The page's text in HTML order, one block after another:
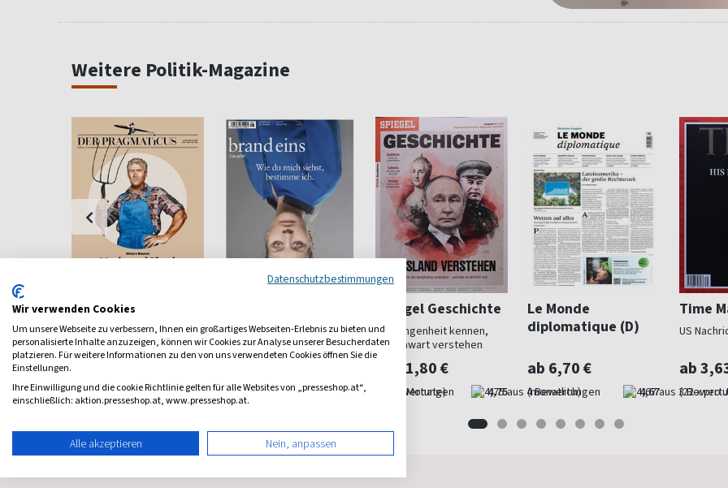
Weitere Politik-Magazine
So
4,00
Der Pragmaticus
Auf den Punkt gebracht
(10 x pro Jahr) 5,00
Wirtschaft Menschlich
(10 x pro Jahr) 4,88
Spiegel Geschichte
Vergangenheit kennen,
Gegenwart verstehen
ab 11,80 €
(alle 2 Monate) 4,75
Le Monde
diplomatique (D)
ab 6,70 €
(monatlich) 4,67
Time
US
ab
(22 x pro
Datenschutzbestimmungen
Wir verwenden Cookies
Um unsere Webseite zu verbessern, Ihnen ein großartiges Webseiten-Erlebnis zu bieten und
personalisierte Inhalte anzuzeigen, können wir Cookies zur Analyse unserer Besucherdaten
platzieren. Für weitere Informationen zu den von uns verwendeten Cookies öffnen Sie die
Einstellungen.
Ihre Einwilligung und die cookie Richtlinie gelten für alle Websites von „presseshop.at“,
einschließlich: aktion.presseshop.at, www.presseshop.at.
Alle akzeptieren Nein, anpassen